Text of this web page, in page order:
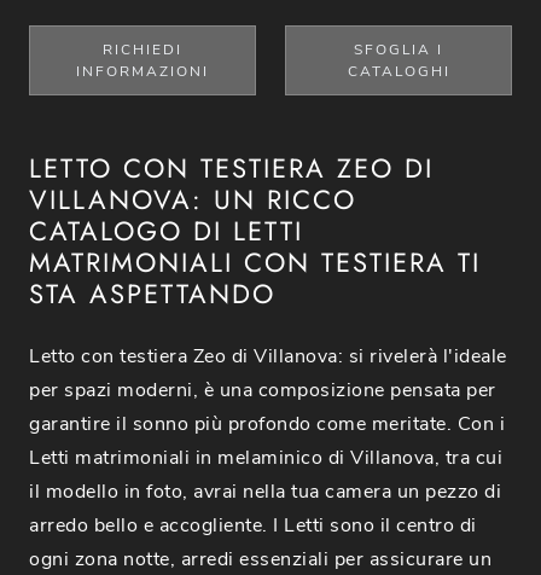
RICHIEDI
INFORMAZIONI
SFOGLIA I
CATALOGHI
LETTO CON TESTIERA ZEO DI
VILLANOVA: UN RICCO
CATALOGO DI LETTI
MATRIMONIALI CON TESTIERA TI
STA ASPETTANDO
Letto con testiera Zeo di Villanova: si rivelerà l'ideale
per spazi moderni, è una composizione pensata per
garantire il sonno più profondo come meritate. Con i
Letti matrimoniali in melaminico di Villanova, tra cui
il modello in foto, avrai nella tua camera un pezzo di
arredo bello e accogliente. I Letti sono il centro di
ogni zona notte, arredi essenziali per assicurare un